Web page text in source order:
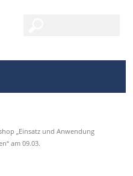
„Einsatz und Anwendung
am 09.03.